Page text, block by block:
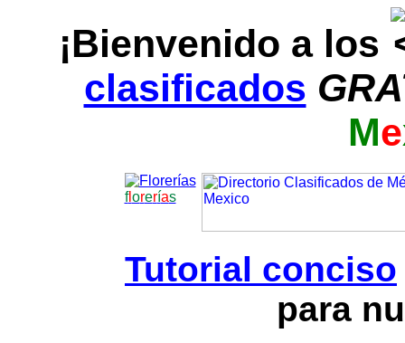
¡Bienvenido a los
clasificados
Me
florerías
Tutorial conciso
para